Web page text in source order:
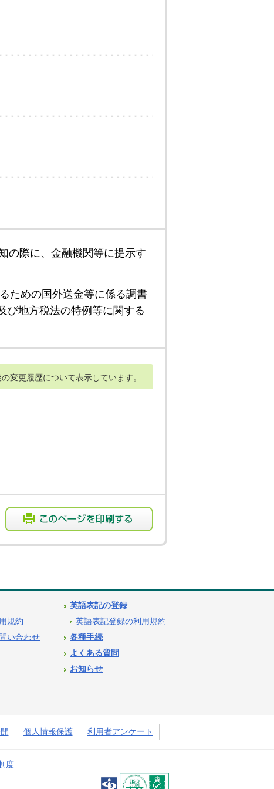
の際に、金融機関等に提示す
ための国外送金等に係る調書
び地方税法の特例等に関する
変更履歴について表示しています。
規約
い合わせ
英語表記の登録
英語表記登録の利用規約
各種手続
よくある質問
お知らせ
個人情報保護 利用者アンケート
度